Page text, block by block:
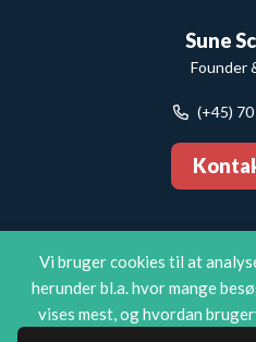
Vi bruger cookies til at
herunder bl.a. hvor mange
vises mest, og hvordan
Sune
Founder
(+45) 70